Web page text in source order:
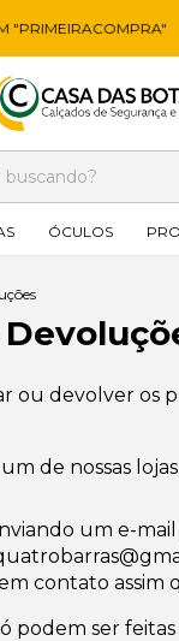
"PRIMEIRACOMPRA"
ÓCULOS
ou devolver os
de nossas
um e-
contato assim
podem ser